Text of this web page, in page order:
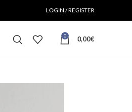
LOGIN / REGISTER
0 0,00€